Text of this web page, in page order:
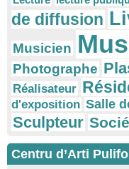
de diffusion
Musicien
Photographe
Réalisateur
d'exposition Salle
Sculpteur
Centru d’Arti